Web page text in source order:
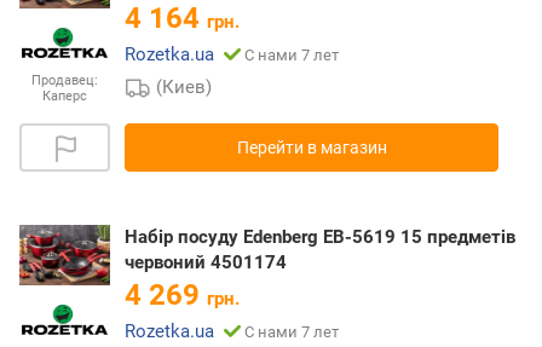
Продавец:
Каперс
4 164 грн.
Rozetka.ua
С нами 7 лет
(Киев)
Перейти в магазин
Набір посуду Edenberg EB-5619 15 предметів
червоний 4501174
4 269 грн.
Rozetka.ua
С нами 7 лет